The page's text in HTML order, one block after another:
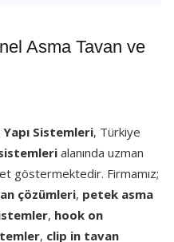
Asma Tavan ve
Yapı Sistemleri, Türkiye
alanında uzman
göstermektedir. Firmamız;
çözümleri, petek asma
, hook on
, clip in tavan